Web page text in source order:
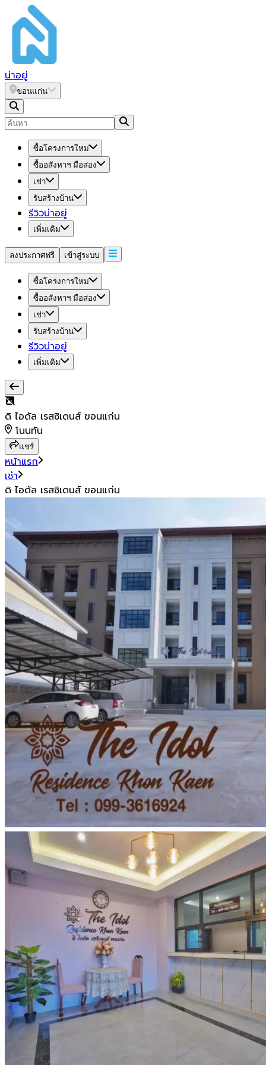
น่าอยู่
ขอนแก่น
ซื้อโครงการใหม่
ซื้ออสังหาฯ มือสอง
เช่า
รับสร้างบ้าน
รีวิวน่าอยู่
เพิ่มเติม
ลงประกาศฟรี เข้าสู่ระบบ
ซื้อโครงการใหม่
ซื้ออสังหาฯ มือสอง
เช่า
รับสร้างบ้าน
รีวิวน่าอยู่
เพิ่มเติม
ดิ ไอดัล เรสซิเดนส์ ขอนแก่น
โนนทัน
แชร์
หน้าแรก
เช่า
ดิ ไอดัล เรสซิเดนส์ ขอนแก่น